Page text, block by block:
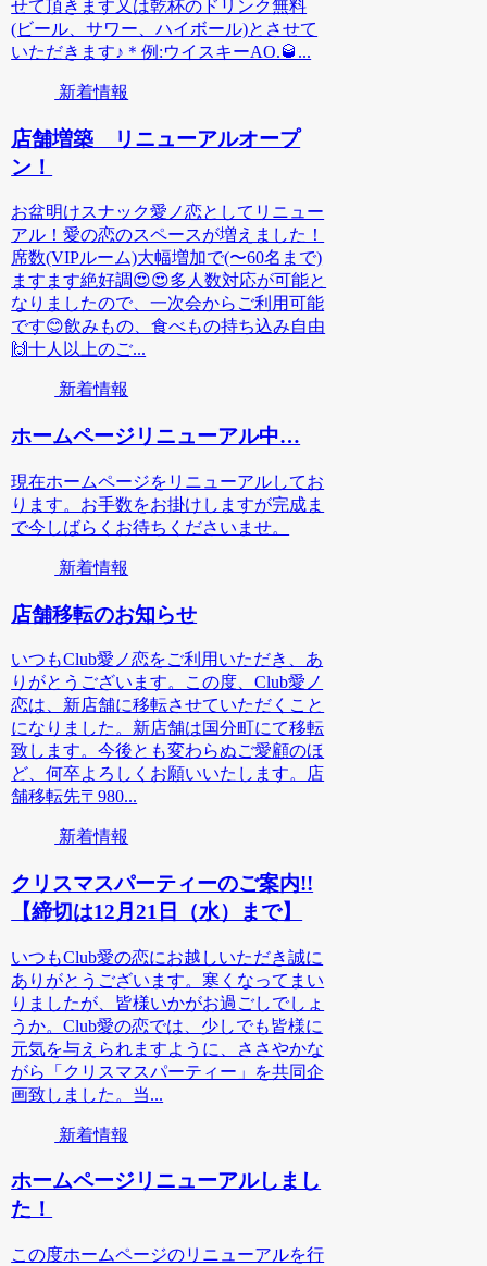
せて頂きます又は乾杯のドリンク無料
(ビール、サワー、ハイボール)とさせて
いただきます♪＊例:ウイスキーAO.🥃...
新着情報
店舗増築 リニューアルオープ
ン！
お盆明けスナック愛ノ恋としてリニュー
アル！愛の恋のスペースが増えました！
席数(VIPルーム)大幅増加で(〜60名まで)
ますます絶好調😍😍多人数対応が可能と
なりましたので、一次会からご利用可能
です😊飲みもの、食べもの持ち込み自由
🙌十人以上のご...
新着情報
ホームページリニューアル中…
現在ホームページをリニューアルしてお
ります。お手数をお掛けしますが完成ま
で今しばらくお待ちくださいませ。
新着情報
店舗移転のお知らせ
いつもClub愛ノ恋をご利用いただき、あ
りがとうございます。この度、Club愛ノ
恋は、新店舗に移転させていただくこと
になりました。新店舗は国分町にて移転
致します。今後とも変わらぬご愛顧のほ
ど、何卒よろしくお願いいたします。店
舗移転先〒980...
新着情報
クリスマスパーティーのご案内!!
【締切は12月21日（水）まで】
いつもClub愛の恋にお越しいただき誠に
ありがとうございます。寒くなってまい
りましたが、皆様いかがお過ごしでしょ
うか。Club愛の恋では、少しでも皆様に
元気を与えられますように、ささやかな
がら「クリスマスパーティー」を共同企
画致しました。当...
新着情報
ホームページリニューアルしまし
た！
この度ホームページのリニューアルを行